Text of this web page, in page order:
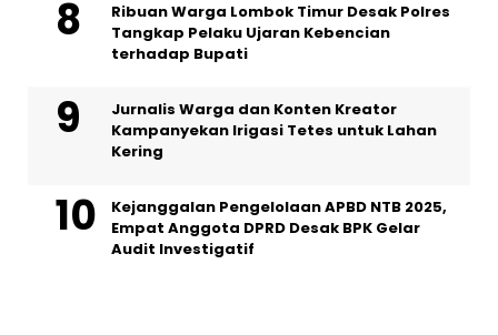
Ribuan Warga Lombok Timur Desak Polres
Tangkap Pelaku Ujaran Kebencian
terhadap Bupati
Jurnalis Warga dan Konten Kreator
Kampanyekan Irigasi Tetes untuk Lahan
Kering
Kejanggalan Pengelolaan APBD NTB 2025,
Empat Anggota DPRD Desak BPK Gelar
Audit Investigatif